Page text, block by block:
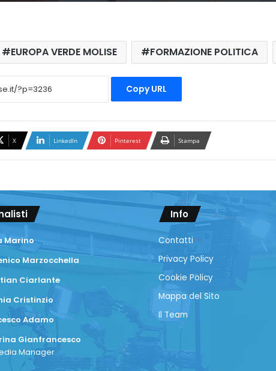
EUROPA VERDE MOLISE FORMAZIONE POLITICA
Copy URL
X LinkedIn Pinterest Stampa
Marino
Marzocchella
Ciarlante
Cristinzio
Adamo
Gianfrancesco
Manager
Info
Contatti
Privacy Policy
Cookie Policy
Mappa del Sito
Il Team